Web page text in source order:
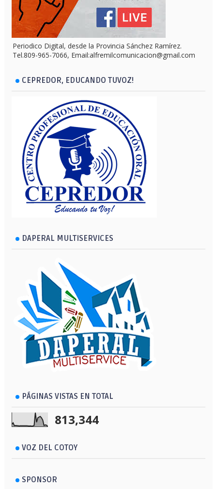
Periodico Digital, desde la Provincia Sánchez Ramírez.
Tel.809-965-7066, Email:alfremilcomunicacion@gmail.com
CEPREDOR, EDUCANDO TUVOZ!
DAPERAL MULTISERVICES
PÁGINAS VISTAS EN TOTAL
813,344
VOZ DEL COTOY
SPONSOR